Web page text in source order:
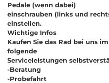
Pedale (wenn dabei)
einschrauben (links und
einstellen.
Wichtige Infos
Kaufen Sie das Rad bei uns
folgende
Serviceleistungen
-Beratung
-Probefahrt